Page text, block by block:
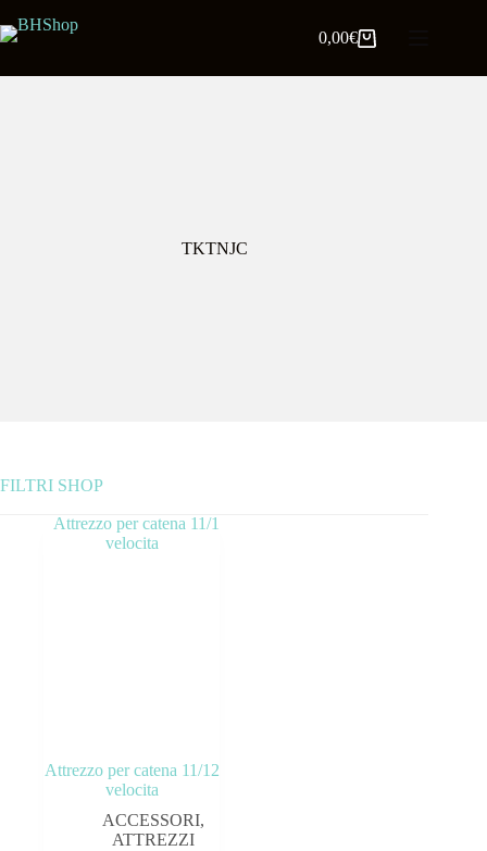
0,00€
TKTNJC
FILTRI SHOP
OUTLET
Attrezzo per catena 11/12
velocita
ACCESSORI,
ATTREZZI